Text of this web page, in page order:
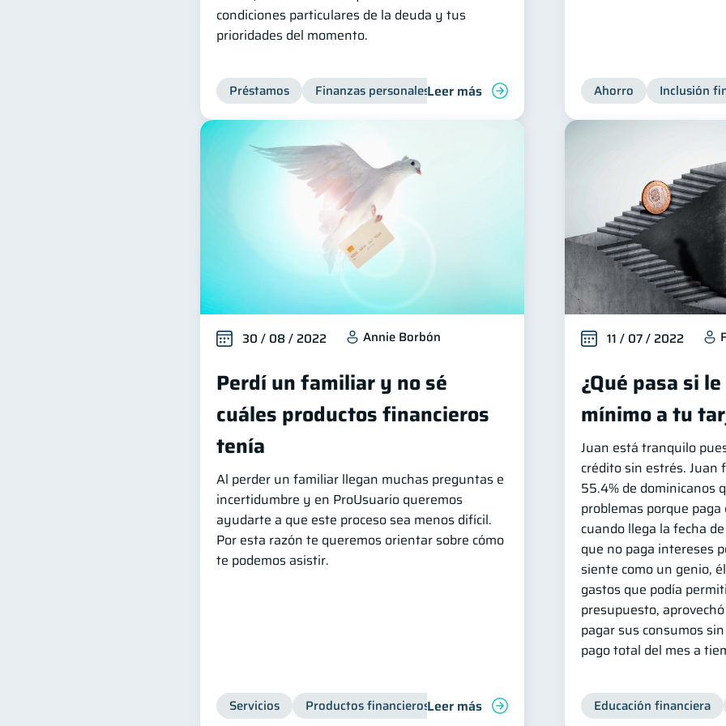
condiciones particulares de la deuda y tus
prioridades del momento.
Préstamos Finanzas personales Finanzas para jóvenes Manejo de deudas
Leer más Ahorro Inclusión
30 / 08 / 2022 Annie Borbón
Perdí un familiar y no sé
cuáles productos financieros
tenía
Al perder un familiar llegan muchas preguntas e
incertidumbre y en ProUsuario queremos
ayudarte a que este proceso sea menos difícil.
Por esta razón te queremos orientar sobre cómo
te podemos asistir.
Servicios Productos financieros Inclusión financiera Finanzas para jóvenes
Leer más
11 / 07 / 2022
¿Qué pasa si
mínimo a tu
Juan está tranquilo
crédito sin estrés. Juan
55.4% de dominicanos
problemas porque
cuando llega la fecha
que no paga intereses
siente como un genio,
gastos que podía
presupuesto,
pagar sus consumos
pago total del mes a
Educación financiera